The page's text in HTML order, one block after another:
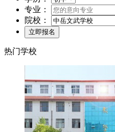
专业：
院校：
热门学校